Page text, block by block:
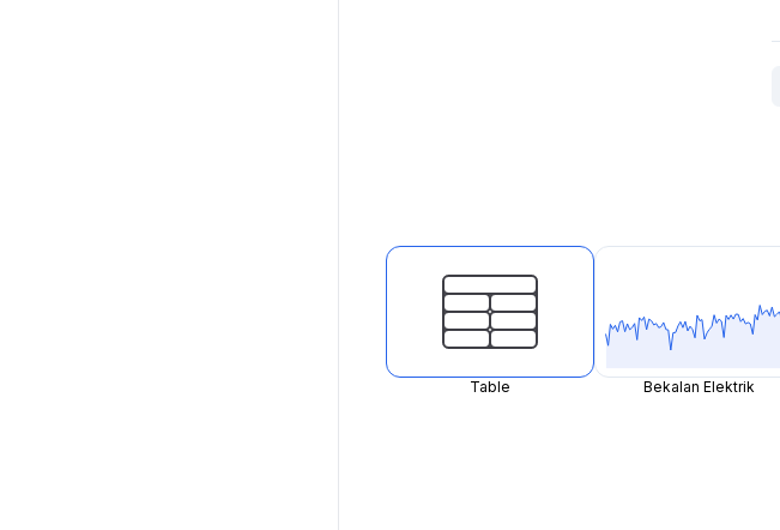
Table Bekalan Elektrik